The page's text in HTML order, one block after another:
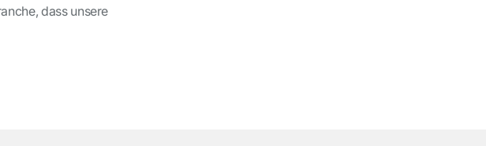
dass unsere